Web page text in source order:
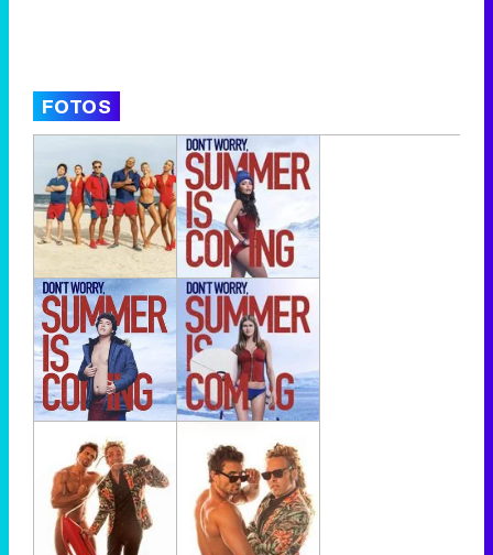
FOTOS